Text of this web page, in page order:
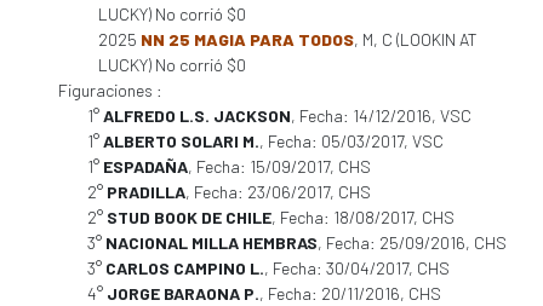
LUCKY) No corrió $0
2025 NN 25 MAGIA PARA TODOS, M, C (LOOKIN AT
LUCKY) No corrió $0
Figuraciones :
1°ALFREDO L.S. JACKSON, Fecha: 14/12/2016, VSC
1°ALBERTO SOLARI M., Fecha: 05/03/2017, VSC
1° ESPADAÑA, Fecha: 15/09/2017, CHS
2° PRADILLA, Fecha: 23/06/2017, CHS
2° STUD BOOK DE CHILE, Fecha: 18/08/2017, CHS
3° NACIONAL MILLA HEMBRAS, Fecha: 25/09/2016, CHS
3° CARLOS CAMPINO L., Fecha: 30/04/2017, CHS
4° JORGE BARAONA P., Fecha: 20/11/2016, CHS